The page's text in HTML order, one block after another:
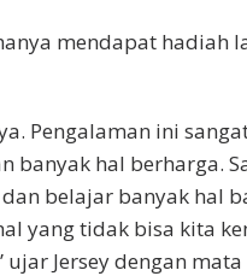
mendapat hadiah
Pengalaman ini
banyak hal berharga.
belajar banyak hal
yang tidak bisa kita
Jersey dengan